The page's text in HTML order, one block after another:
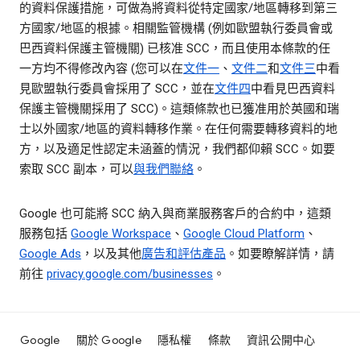
的資料保護措施，可做為將資料從特定國家/地區轉移到第三
方國家/地區的根據。相關監管機構 (例如歐盟執行委員會或
巴西資料保護主管機關) 已核准 SCC，而且使用本條款的任
一方均不得修改內容 (您可以在文件一 、 文件二和文件三中看
見歐盟執行委員會採用了 SCC，並在文件四中看見巴西資料
保護主管機關採用了 SCC)。這類條款也已獲准用於英國和瑞
士以外國家/地區的資料轉移作業。在任何需要轉移資料的地
方，以及適足性認定未涵蓋的情況，我們都仰賴 SCC。如要
索取 SCC 副本，可以與我們聯絡 。
Google 也可能將 SCC 納入與商業服務客戶的合約中，這類
服務包括 Google Workspace 、 Google Cloud Platform 、
Google Ads ，以及其他廣告和評估產品 。如要瞭解詳情，請
前往 privacy.google.com/businesses 。
Google 關於 Google 隱私權 條款 資訊公開中心